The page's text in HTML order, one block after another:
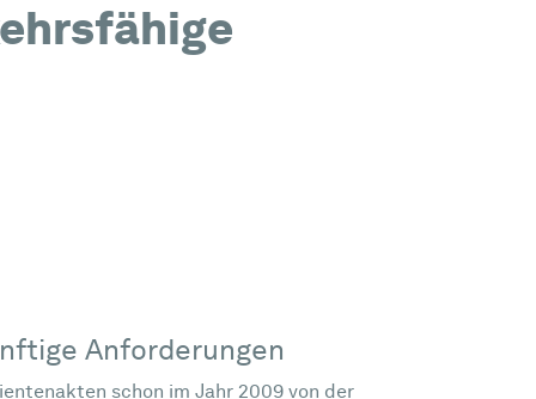
Anforderungen
schon im Jahr 2009 von der